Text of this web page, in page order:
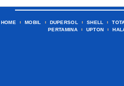
HOME MOBIL DUPERSOL SHELL
PERTAMINA
UPTON